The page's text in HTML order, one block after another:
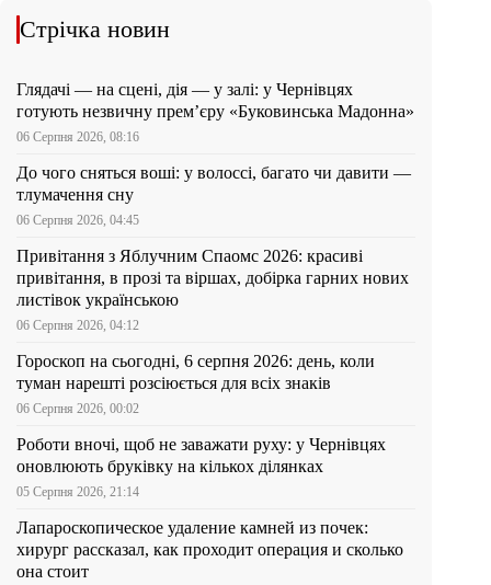
Стрічка новин
Глядачі — на сцені, дія — у залі: у Чернівцях
готують незвичну прем’єру «Буковинська Мадонна»
06 Серпня 2026, 08:16
До чого сняться воші: у волоссі, багато чи давити —
тлумачення сну
06 Серпня 2026, 04:45
Привітання з Яблучним Спаомс 2026: красиві
привітання, в прозі та віршах, добірка гарних нових
листівок українською
06 Серпня 2026, 04:12
Гороскоп на сьогодні, 6 серпня 2026: день, коли
туман нарешті розсіюється для всіх знаків
06 Серпня 2026, 00:02
Роботи вночі, щоб не заважати руху: у Чернівцях
оновлюють бруківку на кількох ділянках
05 Серпня 2026, 21:14
Лапароскопическое удаление камней из почек:
хирург рассказал, как проходит операция и сколько
она стоит